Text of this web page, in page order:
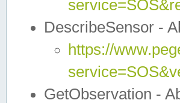
DescribeSensor -
https://
GetObservation -